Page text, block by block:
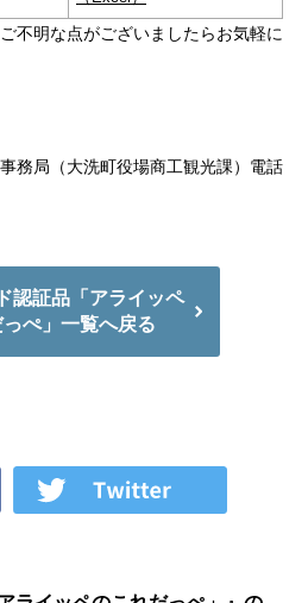
不明な点がございましたらお気軽に
務局（大洗町役場商工観光課）電話
認証品「アライッペ
ぺ」一覧へ戻る